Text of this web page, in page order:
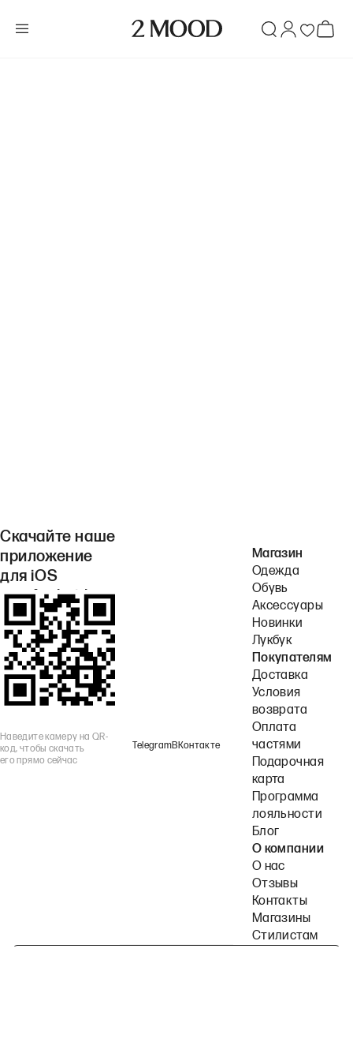
Скачайте наше
приложение
для iOS
или Android.
Наведите камеру на QR-
код, чтобы скачать
его прямо сейчас
TelegramВКонтакте
Магазин
Одежда
Обувь
Аксессуары
Новинки
Лукбук
Покупателям
Доставка
Условия
возврата
Оплата
частями
Подарочная
карта
Программа
лояльности
Блог
О компании
О нас
Отзывы
Контакты
Магазины
Стилистам